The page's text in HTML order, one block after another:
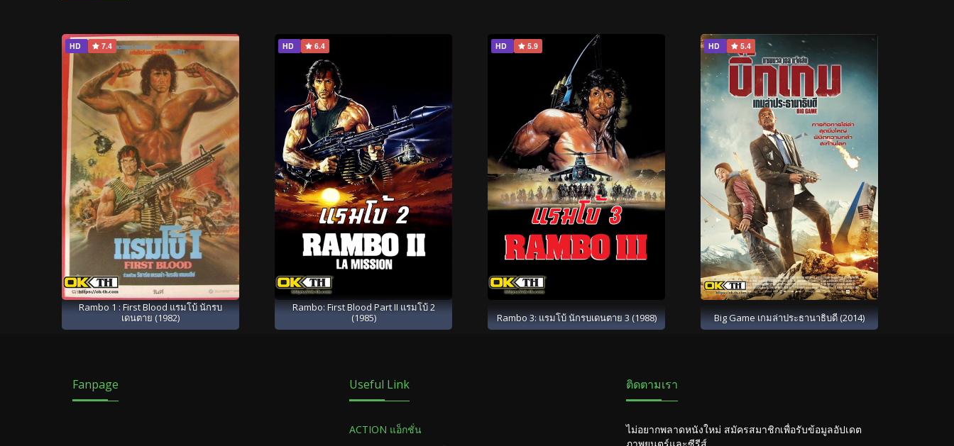
HD 7.4
Rambo 1 : First Blood แรมโบ้ นักรบ
เดนตาย (1982)
HD 6.4
Rambo: First Blood Part II แรมโบ้ 2
(1985)
HD 5.9
Rambo 3: แรมโบ้ นักรบเดนตาย 3 (1988)
HD 5.4
Big Game เกมล่าประธานาธิบดี (2014)
Fanpage Useful Link
ACTION แอ็กชั่น
ติดตามเรา
ไม่อยากพลาดหนังใหม่ สมัครสมาชิกเพื่อรับข้อมูลอัปเดต